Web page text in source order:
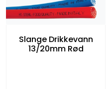
Slange Drikkevann
13/20mm Rød